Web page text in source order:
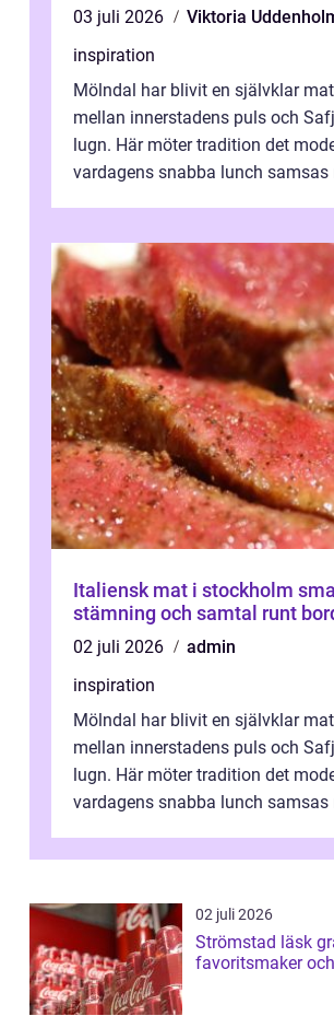
03 juli 2026
Viktoria
inspiration
Mölndal har blivit en självklar
mellan innerstadens puls och
lugn. Här möter tradition det
vardagens snabba lunch samsas
Italiensk mat i stockholm smak,
stämning och samtal runt
02 juli 2026
admin
inspiration
Mölndal har blivit en självklar
mellan innerstadens puls och
lugn. Här möter tradition det
vardagens snabba lunch samsas
02 juli 2026
Strömstad läsk gränshandel,
favoritsmaker